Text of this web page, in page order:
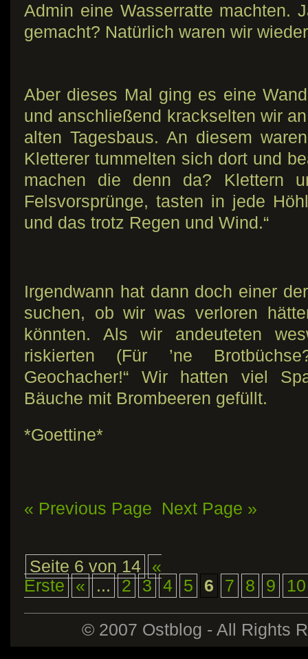
Admin eine Wasserratte machten.
gemacht? Natürlich waren wir
Aber dieses Mal ging es eine
und anschließend krackselten wir
alten Tagesbaus. An diesem
Kletterer tummelten sich dort und
machen die denn da? Klettern
Felsvorsprünge, tasten in jede
und das trotz Regen und Wind.“
Irgendwann hat dann doch einer
suchen, ob wir was verloren
könnten. Als wir andeuteten
riskierten (Für ’ne
Geochacher!“ Wir hatten viel
Bäuche mit Brombeeren gefüllt.
*Goettine*
« Previous Page Next Page »
Seite 6 von 14
«
Erste
« ... 2 3 4 5 6 7 8 9 10
© 2007 Ostblog - All Rights